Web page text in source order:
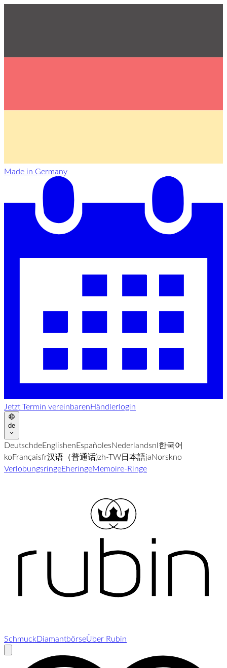
Made in Germany
Jetzt Termin vereinbarenHändlerlogin
de
DeutschdeEnglishenEspañolesNederlandsnl한국어
koFrançaisfr汉语（普通话)zh-TW日本語jaNorskno
VerlobungsringeEheringeMemoire-Ringe
SchmuckDiamantbörseÜber Rubin